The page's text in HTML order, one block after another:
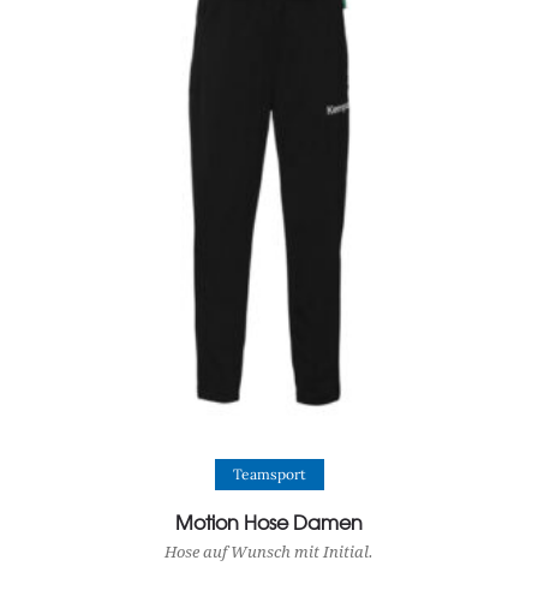
View Product
Teamsport
Motion Hose Damen
Hose auf Wunsch mit Initial.